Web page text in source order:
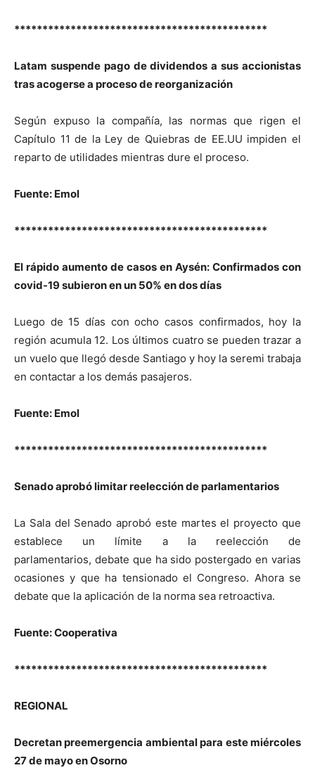
*********************************************
Latam suspende pago de dividendos a sus accionistas
tras acogerse a proceso de reorganización
Según expuso la compañía, las normas que rigen el
Capítulo 11 de la Ley de Quiebras de EE.UU impiden el
reparto de utilidades mientras dure el proceso.
Fuente: Emol
*********************************************
El rápido aumento de casos en Aysén: Confirmados con
covid-19 subieron en un 50% en dos días
Luego de 15 días con ocho casos confirmados, hoy la
región acumula 12. Los últimos cuatro se pueden trazar a
un vuelo que llegó desde Santiago y hoy la seremi trabaja
en contactar a los demás pasajeros.
Fuente: Emol
*********************************************
Senado aprobó limitar reelección de parlamentarios
La Sala del Senado aprobó este martes el proyecto que
establece un límite a la reelección de
parlamentarios, debate que ha sido postergado en varias
ocasiones y que ha tensionado el Congreso. Ahora se
debate que la aplicación de la norma sea retroactiva.
Fuente: Cooperativa
*********************************************
REGIONAL
Decretan preemergencia ambiental para este miércoles
27 de mayo en Osorno